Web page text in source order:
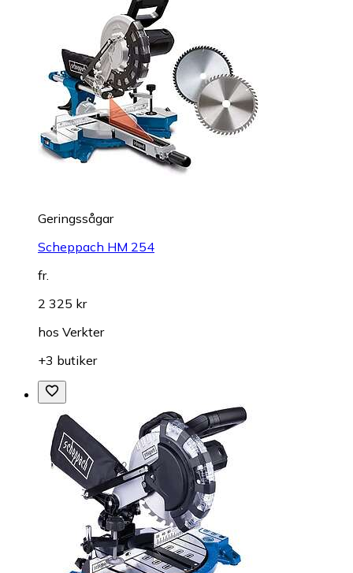
Geringssågar
Scheppach HM 254
fr.
2 325 kr
hos Verkter
+3 butiker